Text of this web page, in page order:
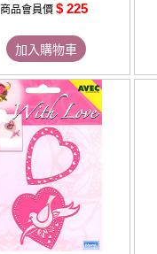
商品會員價 $ 225
加入購物車